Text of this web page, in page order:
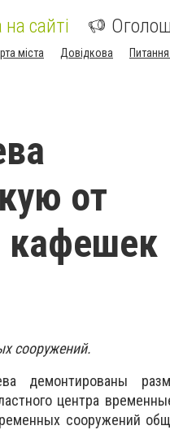
сайті
міста Довідкова
от
кафешек
сооружений.
демонтированы
центра
сооружений